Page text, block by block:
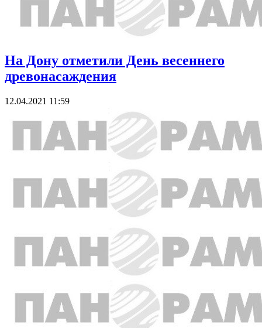
На Дону отметили День весеннего
древонасаждения
12.04.2021 11:59